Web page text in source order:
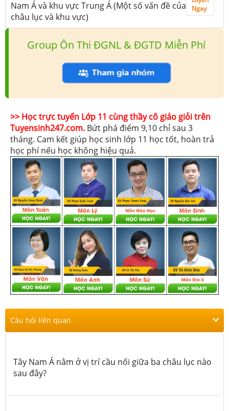
Nam Á và khu vực Trung Á (Một số vấn đề của
châu lục và khu vực)
Ngay
Group Ôn Thi ĐGNL & ĐGTD Miễn Phí
>> Học trực tuyến Lớp 11 cùng thầy cô giáo giỏi trên
Tuyensinh247.com. Bứt phá điểm 9,10 chỉ sau 3
tháng. Cam kết giúp học sinh lớp 11 học tốt, hoàn trả
học phí nếu học không hiệu quả.
Câu hỏi liên quan
Tây Nam Á nằm ở vị trí cầu nối giữa ba châu lục nào
sau đây?